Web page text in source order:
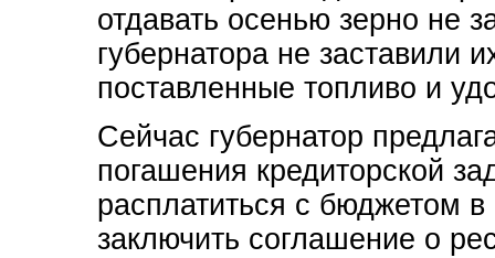
отдавать осенью зерно не
губернатора не заставили
поставленные топливо и
Сейчас губернатор
погашения кредиторской
расплатиться с бюджетом
заключить соглашение о